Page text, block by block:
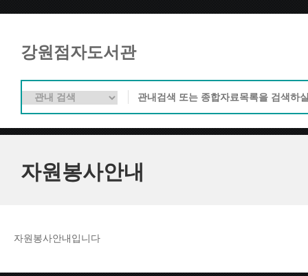
강원점자도서관
자원봉사안내
자원봉사안내입니다